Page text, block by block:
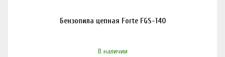
Бензопила цепная Forte FGS-140
В наличии